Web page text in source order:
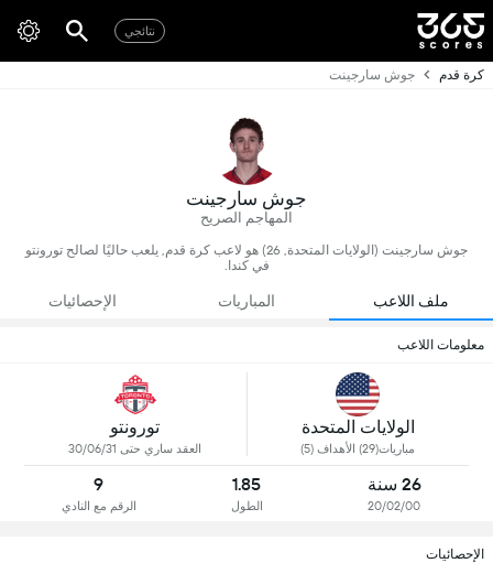
نتائجي
كرة قدم جوش سارجينت
جوش سارجينت
المهاجم الصريح
جوش سارجينت (الولايات المتحدة, 26) هو لاعب كرة قدم, يلعب حاليًا لصالح تورونتو
في كندا.
ملف اللاعب المباريات الإحصائيات
معلومات اللاعب
الولايات المتحدة
مباريات(29) الأهداف (5)
تورونتو
العقد ساري حتى 30/06/31
26 سنة
20/02/00
1.85
الطول
9
الرقم مع النادي
الإحصائيات